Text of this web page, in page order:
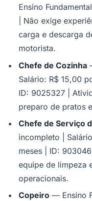
Santos
Ensino
| Não exige
carga e descarga
motorista.
Chefe de Cozinha
Salário: R$ 15,00
ID: 9025327 |
preparo de pratos
Chefe de Serviço
incompleto |
meses | ID:
equipe de limpeza
operacionais.
Copeiro— Ensino